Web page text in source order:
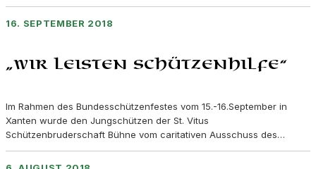
16. SEPTEMBER 2018
„Wir leisten Schützenhilfe“
Im Rahmen des Bundesschützenfestes vom 15.-16.September in
Xanten wurde den Jungschützen der St. Vitus
Schützenbruderschaft Bühne vom caritativen Ausschuss des…